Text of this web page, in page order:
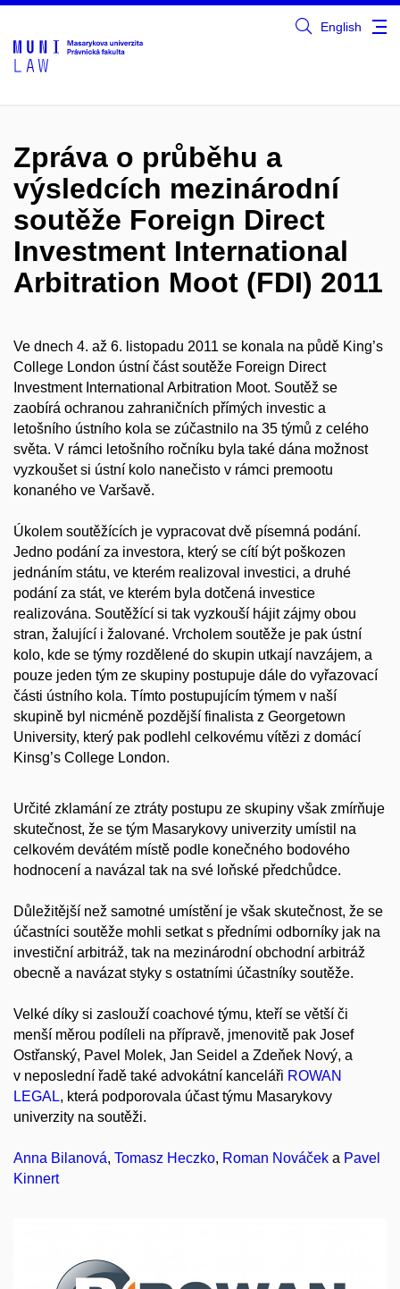
English
Zpráva o průběhu a
výsledcích mezinárodní
soutěže Foreign Direct
Investment International
Arbitration Moot (FDI) 2011
Ve dnech 4. až 6. listopadu 2011 se konala na půdě King’s
College London ústní část soutěže Foreign Direct
Investment International Arbitration Moot. Soutěž se
zaobírá ochranou zahraničních přímých investic a
letošního ústního kola se zúčastnilo na 35 týmů z celého
světa. V rámci letošního ročníku byla také dána možnost
vyzkoušet si ústní kolo nanečisto v rámci premootu
konaného ve Varšavě.
Úkolem soutěžících je vypracovat dvě písemná podání.
Jedno podání za investora, který se cítí být poškozen
jednáním státu, ve kterém realizoval investici, a druhé
podání za stát, ve kterém byla dotčená investice
realizována. Soutěžící si tak vyzkouší hájit zájmy obou
stran, žalující i žalované. Vrcholem soutěže je pak ústní
kolo, kde se týmy rozdělené do skupin utkají navzájem, a
pouze jeden tým ze skupiny postupuje dále do vyřazovací
části ústního kola. Tímto postupujícím týmem v naší
skupině byl nicméně pozdější finalista z Georgetown
University, který pak podlehl celkovému vítězi z domácí
Kinsg’s College London.
Určité zklamání ze ztráty postupu ze skupiny však zmírňuje
skutečnost, že se tým Masarykovy univerzity umístil na
celkovém devátém místě podle konečného bodového
hodnocení a navázal tak na své loňské předchůdce.
Důležitější než samotné umístění je však skutečnost, že se
účastníci soutěže mohli setkat s předními odborníky jak na
investiční arbitráž, tak na mezinárodní obchodní arbitráž
obecně a navázat styky s ostatními účastníky soutěže.
Velké díky si zaslouží coachové týmu, kteří se větší či
menší měrou podíleli na přípravě, jmenovitě pak Josef
Ostřanský, Pavel Molek, Jan Seidel a Zdeňek Nový, a
v neposlední řadě také advokátní kanceláři ROWAN
LEGAL, která podporovala účast týmu Masarykovy
univerzity na soutěži.
Anna Bilanová, Tomasz Heczko, Roman Nováček a Pavel
Kinnert